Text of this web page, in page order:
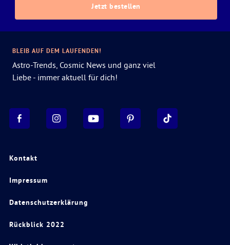
Jetzt bestellen
Kontakt
Impressum
Datenschutzerklärung
Rückblick 2022
BLEIB AUF DEM LAUFENDEN!
Astro-Trends, Cosmic News und ganz viel
Liebe - immer aktuell für dich!